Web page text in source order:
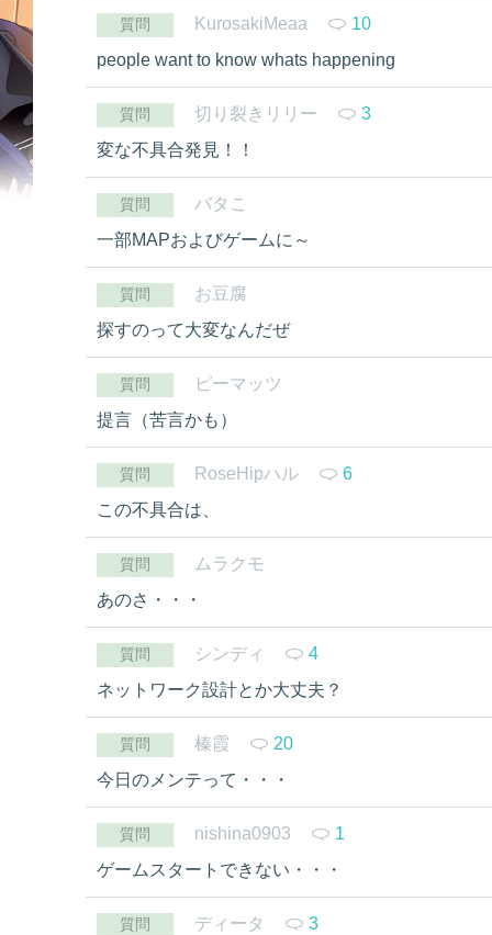
質問 KurosakiMeaa
10
people want to know whats happening
質問 切り裂きリリー
3
変な不具合発見！！
質問
バタこ
一部MAPおよびゲームに～
質問
お豆腐
探すのって大変なんだぜ
質問
ピーマッツ
提言（苦言かも）
質問 RoseHipハル
6
この不具合は、
質問
ムラクモ
あのさ・・・
質問 シンディ
4
ネットワーク設計とか大丈夫？
質問 榛霞
20
今日のメンテって・・・
質問 nishina0903
1
ゲームスタートできない・・・
質問 ディータ
3